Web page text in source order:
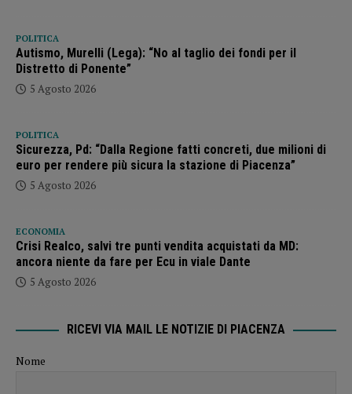
POLITICA
Autismo, Murelli (Lega): “No al taglio dei fondi per il
Distretto di Ponente”
5 Agosto 2026
POLITICA
Sicurezza, Pd: “Dalla Regione fatti concreti, due milioni di
euro per rendere più sicura la stazione di Piacenza”
5 Agosto 2026
ECONOMIA
Crisi Realco, salvi tre punti vendita acquistati da MD:
ancora niente da fare per Ecu in viale Dante
5 Agosto 2026
RICEVI VIA MAIL LE NOTIZIE DI PIACENZA
Nome